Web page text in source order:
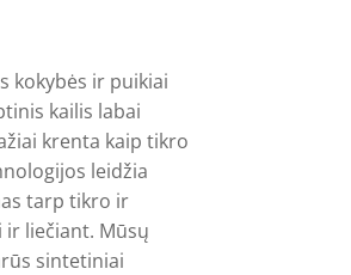
kokybės ir puikiai
kailis labai
krenta kaip tikro
leidžia
tarp tikro ir
liečiant. Mūsų
sintetiniai